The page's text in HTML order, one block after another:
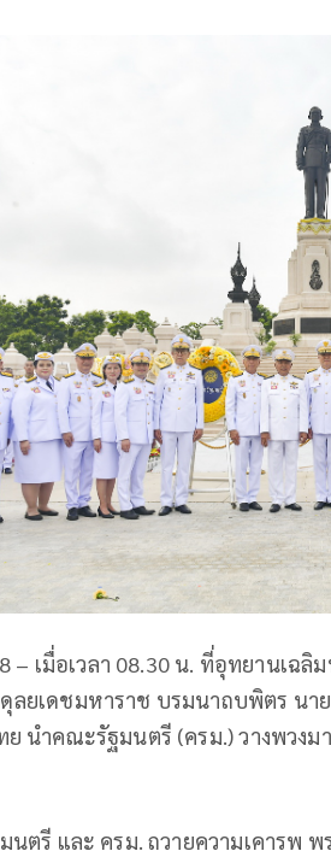
– เมื่อเวลา 08.30 น. ที่อุทยานเฉ
ลยเดชมหาราช บรมนาถบพิตร นา
ย นำคณะรัฐมนตรี (ครม.) วางพวง
นตรี และ ครม. ถวายความเคารพ